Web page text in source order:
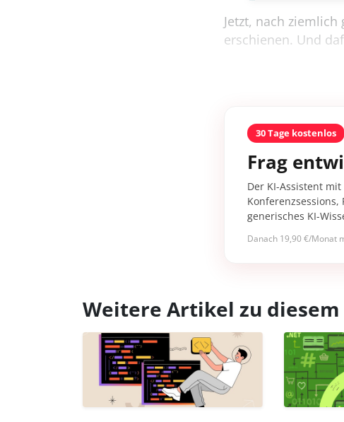
Jetzt, nach
erschienen. Und
30 Tage kostenlos
Frag
Der KI-Assistent
generisches KI-
Danach 19,90 €/Monat
Weitere Artikel zu diesem